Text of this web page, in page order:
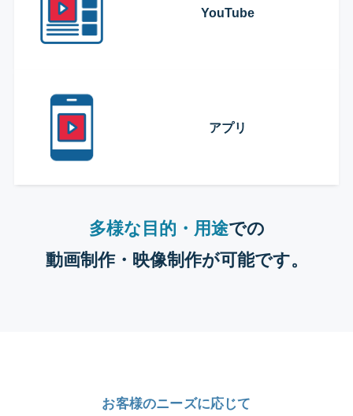
YouTube
アプリ
多様な目的・用途での
動画制作・映像制作が可能です。
お客様のニーズに応じて